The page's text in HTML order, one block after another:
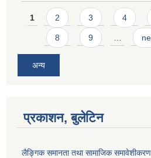
Pages
1 2 3 4
8 9 …
अन्य
प्रकाशन, बुलेटिन
लैङ्गिक समानता तथा सामाजिक